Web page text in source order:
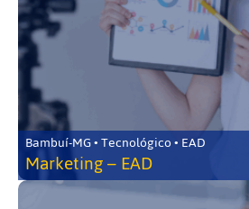
Bambuí-MG • Tecnológico • EAD
Marketing – EAD